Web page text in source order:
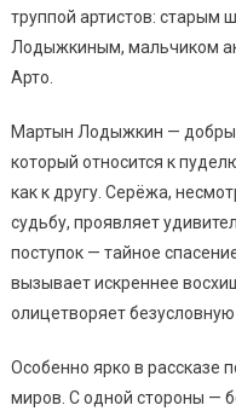
труппой артистов:
Лодыжкиным, мальчиком
Арто.
Мартын Лодыжкин —
который относится к
как к другу. Серёжа,
судьбу, проявляет
поступок — тайное
вызывает искреннее
олицетворяет
Особенно ярко в рассказе
миров. С одной стороны —